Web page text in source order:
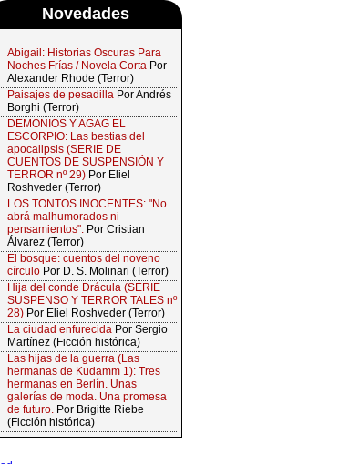
Novedades
Abigail: Historias Oscuras Para
Noches Frías / Novela Corta Por
Alexander Rhode (Terror)
Paisajes de pesadilla Por Andrés
Borghi (Terror)
DEMONIOS Y AGAG EL
ESCORPIO: Las bestias del
apocalipsis (SERIE DE
CUENTOS DE SUSPENSIÓN Y
TERROR nº 29) Por Eliel
Roshveder (Terror)
LOS TONTOS INOCENTES: "No
abrá malhumorados ni
pensamientos". Por Cristian
Álvarez (Terror)
El bosque: cuentos del noveno
círculo Por D. S. Molinari (Terror)
Hija del conde Drácula (SERIE
SUSPENSO Y TERROR TALES nº
28) Por Eliel Roshveder (Terror)
La ciudad enfurecida Por Sergio
Martínez (Ficción histórica)
Las hijas de la guerra (Las
hermanas de Kudamm 1): Tres
hermanas en Berlín. Unas
galerías de moda. Una promesa
de futuro. Por Brigitte Riebe
(Ficción histórica)